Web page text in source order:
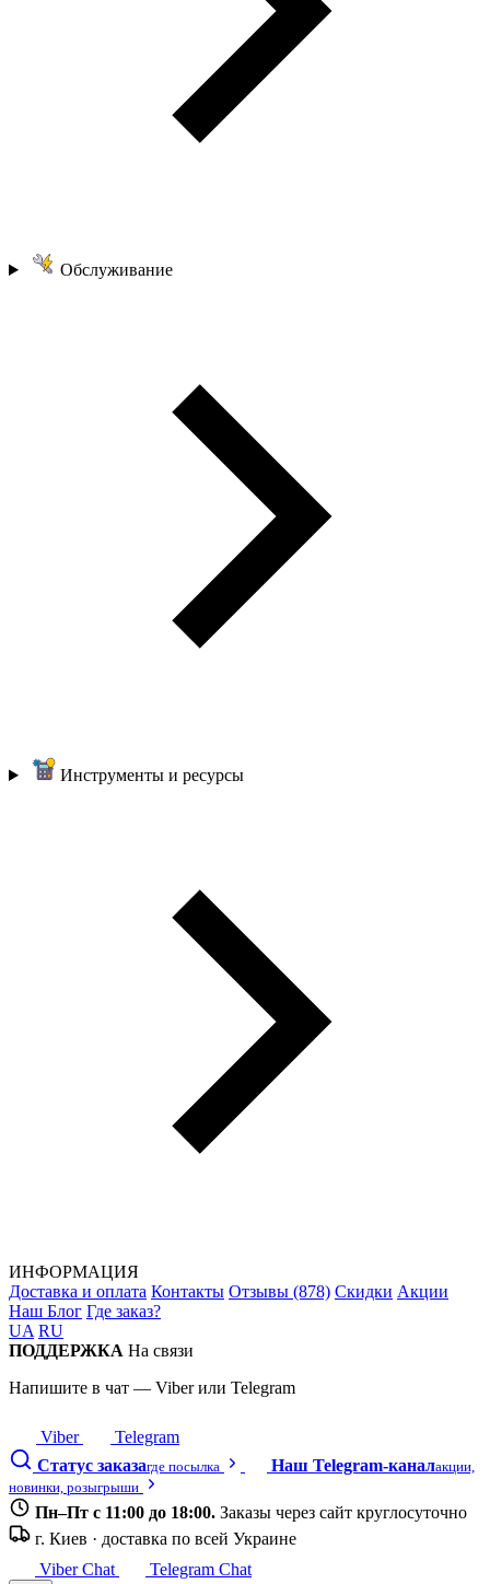
Обслуживание
Инструменты и ресурсы
ИНФОРМАЦИЯ
Доставка и оплата Контакты Отзывы (878) Скидки Акции
Наш Блог Где заказ?
UA RU
ПОДДЕРЖКА На связи
Напишите в чат — Viber или Telegram
Viber
Telegram
Статус заказагде посылка Наш Telegram-каналакции,
новинки, розыгрыши
Пн–Пт с 11:00 до 18:00. Заказы через сайт круглосуточно
г. Киев · доставка по всей Украине
Viber Chat
Telegram Chat